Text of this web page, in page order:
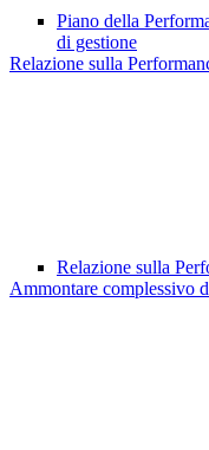
Piano della
di gestione
Relazione sulla
Relazione sulla
Ammontare complessivo